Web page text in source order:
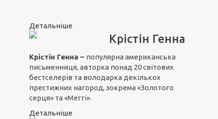
Детальніше
Крістін Генна
Крістін Генна – популярна американська
письменниця, авторка понад 20 світових
бестселерів та володарка декількох
престижних нагород, зокрема «Золотого
серця» та «Меггі».
Детальніше